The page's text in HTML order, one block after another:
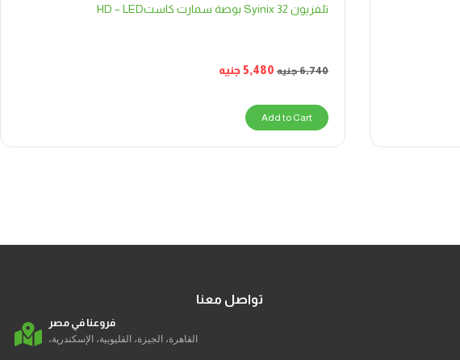
تلفزيون Syinix 32 بوصة سمارت كاستHD – LED
6,740جنيه 5,480جنيه
Add to Cart
تواصل معنا
فروعنا في مصر
القاهرة، الجيزة، القليوبية، الإسكندرية،